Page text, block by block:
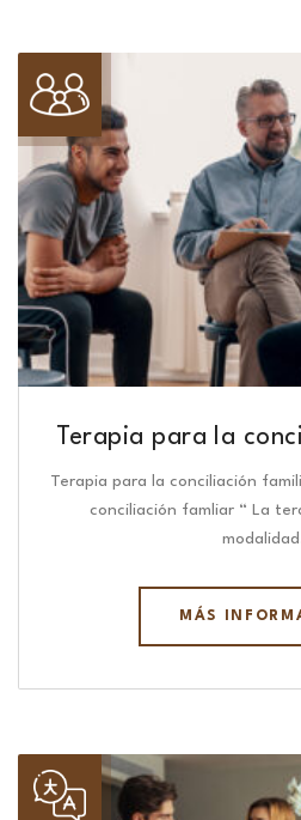
Terapia para la
Terapia para la conciliación
conciliación famliar “ La
MÁS